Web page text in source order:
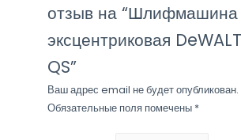
отзыв на “Шлифмашина
эксцентриковая
QS”
Ваш адрес email не будет опубликован.
Обязательные поля помечены *